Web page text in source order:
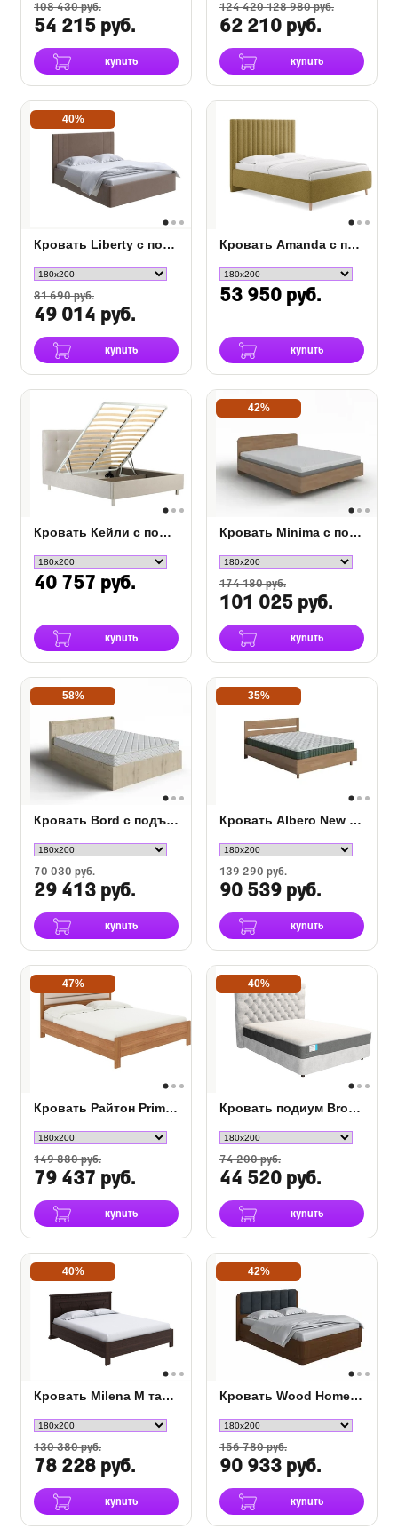
108 430 руб.
54 215 руб.
купить
124 420 128 980 руб.
62 210 руб.
купить
40%
Кровать Liberty с подъемным механизмом
81 690 руб.
49 014 руб.
купить
Кровать Amanda с подъемным механизмом
53 950 руб.
купить
Кровать Кейли с подъемным механизмом
40 757 руб.
купить
42%
Кровать Minima с полкой и подъемным механизмом
174 180 руб.
101 025 руб.
купить
58%
Кровать Bord с подъемным механизмом
70 030 руб.
29 413 руб.
купить
35%
Кровать Albero New с подъемным механизмом
139 290 руб.
90 539 руб.
купить
47%
Кровать Райтон Prima с ПМ
149 880 руб.
79 437 руб.
купить
40%
Кровать подиум Brooklyn с основанием Raibox
74 200 руб.
44 520 руб.
купить
40%
Кровать Milena М тахта с подъемным механизмом
130 380 руб.
78 228 руб.
купить
42%
Кровать Wood Home 2 с ПМ
156 780 руб.
90 933 руб.
купить